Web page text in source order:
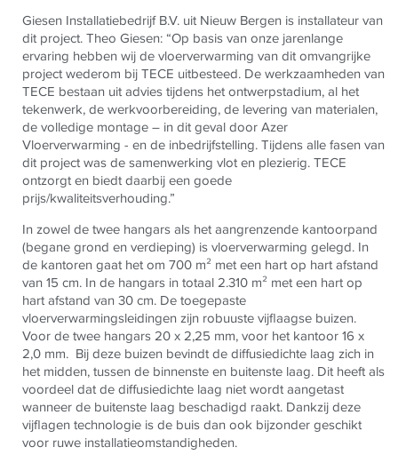
Giesen Installatiebedrijf B.V. uit Nieuw Bergen is installateur van
dit project. Theo Giesen: “Op basis van onze jarenlange
ervaring hebben wij de vloerverwarming van dit omvangrijke
project wederom bijTECE uitbesteed. De werkzaamheden van
TECE bestaan uit advies tijdens het ontwerpstadium, al het
tekenwerk, de werkvoorbereiding, de levering van materialen,
de volledige montage – in dit geval door Azer
Vloerverwarming - en de inbedrijfstelling. Tijdens alle fasen van
dit project was de samenwerking vlot en plezierig.TECE
ontzorgt en biedt daarbij een goede
prijs/kwaliteitsverhouding.”
In zowel de twee hangars als het aangrenzende kantoorpand
(begane grond en verdieping) is vloerverwarming gelegd. In
de kantoren gaat het om 700 m² met een hart op hart afstand
van 15 cm. In de hangars in totaal 2.310 m² met een hart op
hart afstand van 30 cm. De toegepaste
vloerverwarmingsleidingen zijn robuuste vijflaagse buizen.
Voor de twee hangars 20 x 2,25 mm, voor het kantoor 16 x
2,0 mm. Bij deze buizen bevindt de diffusiedichte laag zich in
het midden, tussen de binnenste en buitenste laag. Dit heeft als
voordeel dat de diffusiedichte laag niet wordt aangetast
wanneer de buitenste laag beschadigd raakt. Dankzij deze
vijflagen technologie is de buis dan ook bijzonder geschikt
voor ruwe installatieomstandigheden.